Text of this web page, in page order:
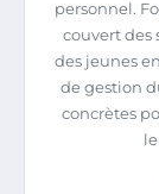
personnel.
couvert des
des jeunes
de gestion
concrètes